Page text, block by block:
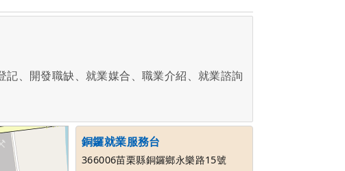
、開發職缺、就業媒合、職業介紹、就業諮詢
銅鑼就業服務台
366006苗栗縣銅鑼鄉永樂路15號